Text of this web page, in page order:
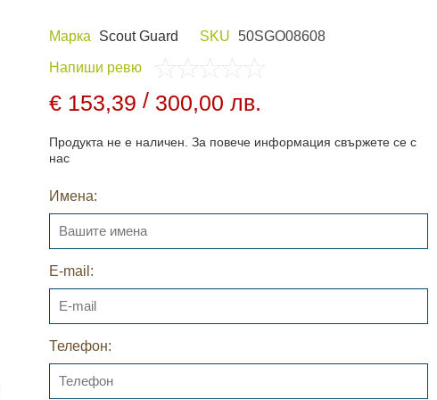
ЛОВНО ОБЛЕКЛО
ЗАРЯДНИ
Марка Scout Guard SKU 50SGO08608
Напиши ревю
€ 153,39 / 300,00 лв.
Продукта не е наличен. За повече информация свържете се с
нас
Имена:
E-mail:
Телефон: